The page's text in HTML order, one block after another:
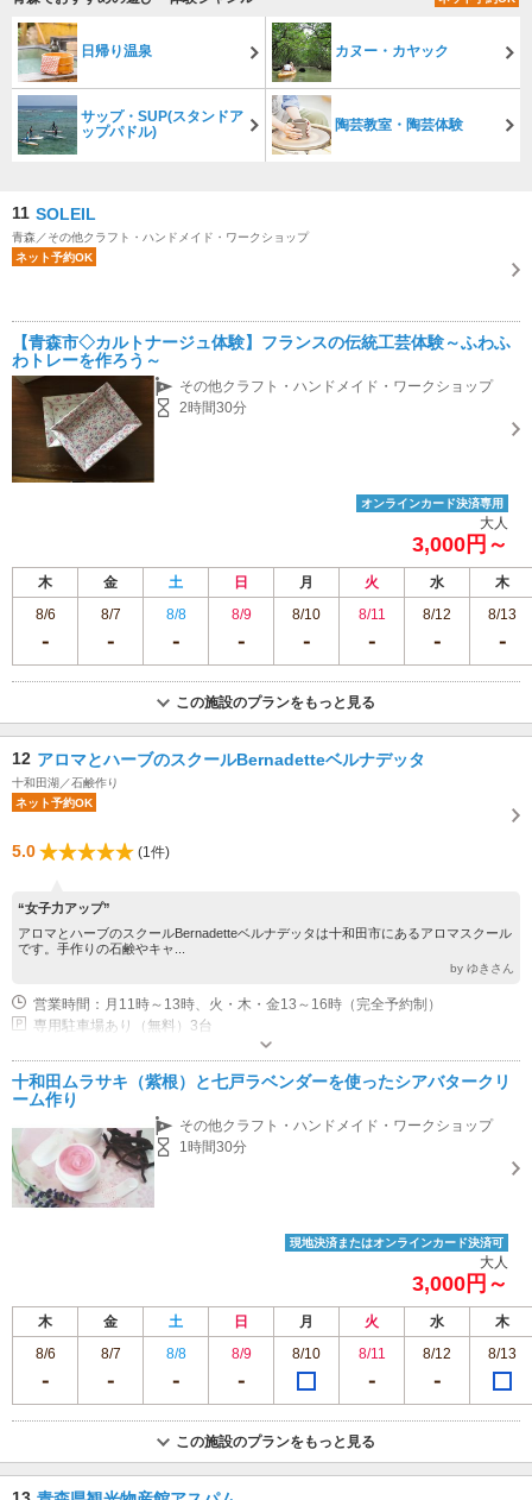
日帰り温泉 カヌー・カヤック
サップ・SUP(スタンドア
ップパドル)
陶芸教室・陶芸体験
11 SOLEIL
青森／その他クラフト・ハンドメイド・ワークショップ
ネット予約OK
【青森市◇カルトナージュ体験】フランスの伝統工芸体験～ふわふ
わトレーを作ろう～
その他クラフト・ハンドメイド・ワークショップ
2時間30分
オンラインカード決済専用
大人
3,000円～
木 金 土 日 月 火 水
木
8/6
8/7 8/8 8/9 8/10 8/11 8/12 8/13
この施設のプランをもっと見る
12 アロマとハーブのスクールBernadetteベルナデッタ
十和田湖／石鹸作り
ネット予約OK
5.0 (1件)
“女子力アップ”
アロマとハーブのスクールBernadetteベルナデッタは十和田市にあるアロマスクール
です。手作りの石鹸やキャ...
by ゆきさん
営業時間：月11時～13時、火・木・金13～16時（完全予約制）
専用駐車場あり（無料）3台
十和田ムラサキ（紫根）と七戸ラベンダーを使ったシアバタークリ
ーム作り
その他クラフト・ハンドメイド・ワークショップ
1時間30分
現地決済またはオンラインカード決済可
大人
3,000円～
木 金 土 日 月 火 水
木
8/6
8/7 8/8 8/9 8/10 8/11 8/12 8/13
この施設のプランをもっと見る